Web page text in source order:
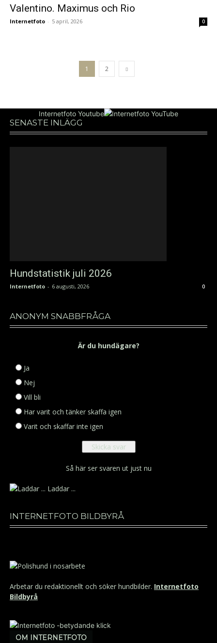
Valentino. Maximus och Rio
Internetfoto - 5 april, 2026 0
1 2
Internetfoto Youtube
SENASTE INLÄGG
Hundstatistik juli 2026
Internetfoto - 6 augusti, 2026 0
ANONYM SNABBFRÅGA
Är du hundägare?
Ja
Nej
Vill bli
Har varit och tänker skaffa igen
Varit och skaffar inte igen
Så här ser svaren ut just nu
Laddar ...
INTERNETFOTO BILDBYRÅ
Arbetar du redaktionellt och söker hundbilder. Internetfoto
Bildbyrå
OM INTERNETFOTO